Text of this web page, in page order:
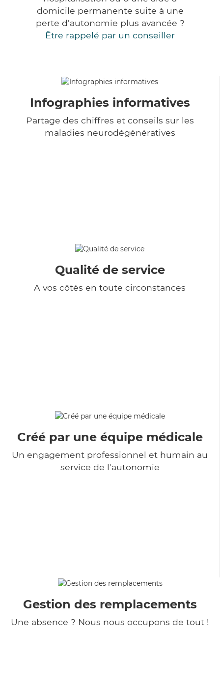
domicile permanente suite à une
perte d'autonomie plus avancée ?
Être rappelé par un conseiller
Infographies informatives
Partage des chiffres et conseils sur les
maladies neurodégénératives
Qualité de service
A vos côtés en toute circonstances
Créé par une équipe médicale
Un engagement professionnel et humain au
service de l'autonomie
Gestion des remplacements
Une absence ? Nous nous occupons de tout !